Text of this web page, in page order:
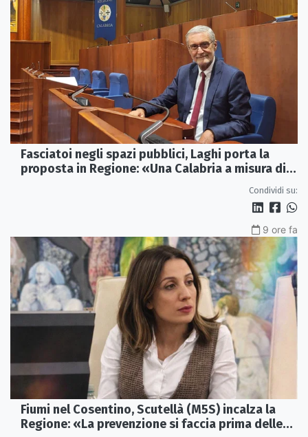
Fasciatoi negli spazi pubblici, Laghi porta la
proposta in Regione: «Una Calabria a misura di
Condividi su:
9 ore fa
Fiumi nel Cosentino, Scutellà (M5S) incalza la
Regione: «La prevenzione si faccia prima delle